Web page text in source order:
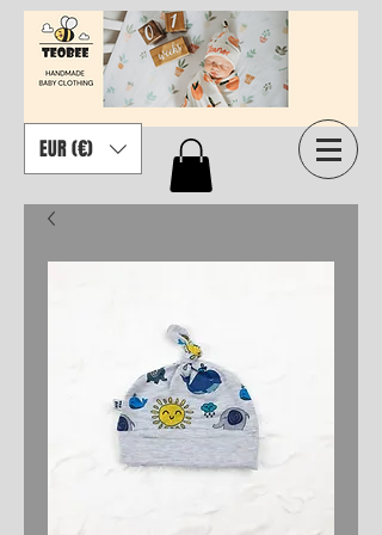
EUR (€)